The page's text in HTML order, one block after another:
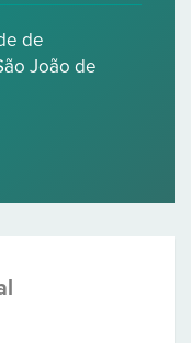
de
João de